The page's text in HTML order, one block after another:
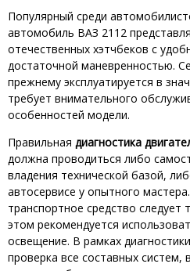
Популярный среди
автомобиль ВАЗ 2112
отечественных хэтчбеков с
достаточной маневренностью.
прежнему эксплуатируется в
требует внимательного
особенностей модели.
Правильная диагностика
должна проводиться либо
владения технической базой,
автосервисе у опытного
транспортное средство
этом рекомендуется
освещение. В рамках
проверка все составных систем,